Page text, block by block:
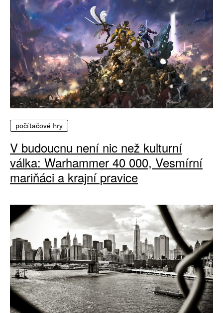
počítačové hry
V budoucnu není nic než kulturní
válka: Warhammer 40 000, Vesmírní
mariňáci a krajní pravice